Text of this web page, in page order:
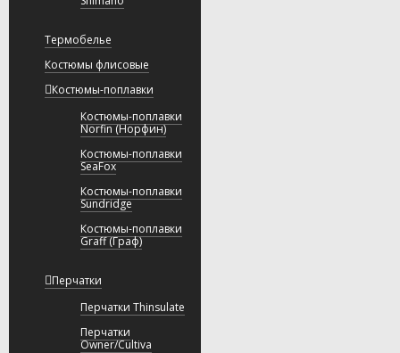
Термобелье
Костюмы флисовые
Костюмы-поплавки
Костюмы-поплавки
Norfin (Норфин)
Костюмы-поплавки
SeaFox
Костюмы-поплавки
Sundridge
Костюмы-поплавки
Graff (Граф)
Перчатки
Перчатки Thinsulate
Перчатки
Owner/Cultiva